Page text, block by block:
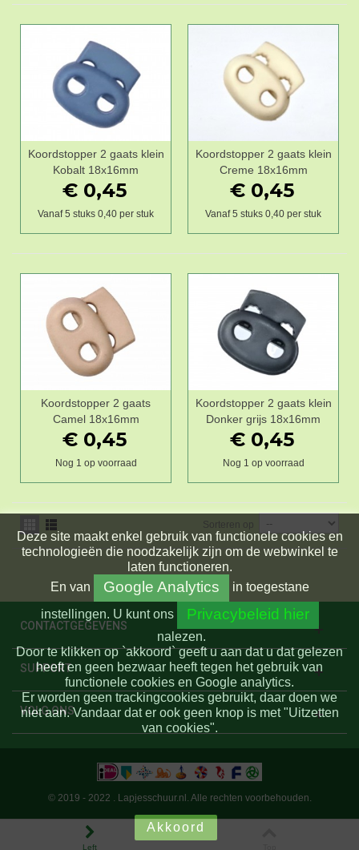
Koordstopper 2 gaats klein
Kobalt 18x16mm
€ 0,45
Vanaf 5 stuks 0,40 per stuk
Koordstopper 2 gaats klein
Creme 18x16mm
€ 0,45
Vanaf 5 stuks 0,40 per stuk
Koordstopper 2 gaats
Camel 18x16mm
€ 0,45
Nog 1 op voorraad
Koordstopper 2 gaats klein
Donker grijs 18x16mm
€ 0,45
Nog 1 op voorraad
Sorteren op
CONTACTGEGEVENS
SUPPORT
VOLG ONS
Deze site maakt enkel gebruik van functionele cookies en
technologieën die noodzakelijk zijn om de webwinkel te
laten functioneren.
En van Google Analytics
in toegestane
instellingen. U kunt ons Privacybeleid hier
nalezen.
Door te klikken op `akkoord` geeft u aan dat u dat gelezen
heeft en geen bezwaar heeft tegen het gebruik van
functionele cookies en Google analytics.
Er worden geen trackingcookies gebruikt, daar doen we
niet aan. Vandaar dat er ook geen knop is met "Uitzetten
van cookies".
Akkoord
© 2019 - 2022 . Lapjesschuur.nl. Alle rechten voorbehouden.
Left